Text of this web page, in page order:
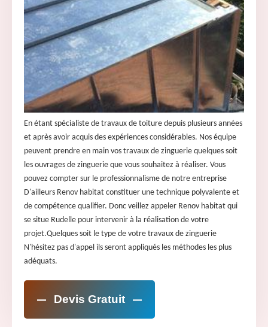
En étant spécialiste de travaux de toiture depuis plusieurs années
et après avoir acquis des expériences considérables. Nos équipe
peuvent prendre en main vos travaux de zinguerie quelques soit
les ouvrages de zinguerie que vous souhaitez à réaliser. Vous
pouvez compter sur le professionnalisme de notre entreprise
D'ailleurs Renov habitat constituer une technique polyvalente et
de compétence qualifier. Donc veillez appeler Renov habitat qui
se situe Rudelle pour intervenir à la réalisation de votre
projet.Quelques soit le type de votre travaux de zinguerie
N'hésitez pas d'appel ils seront appliqués les méthodes les plus
adéquats.
Devis Gratuit